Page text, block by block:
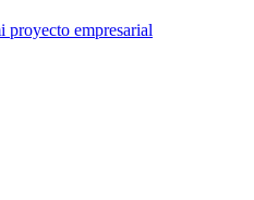
proyecto empresarial